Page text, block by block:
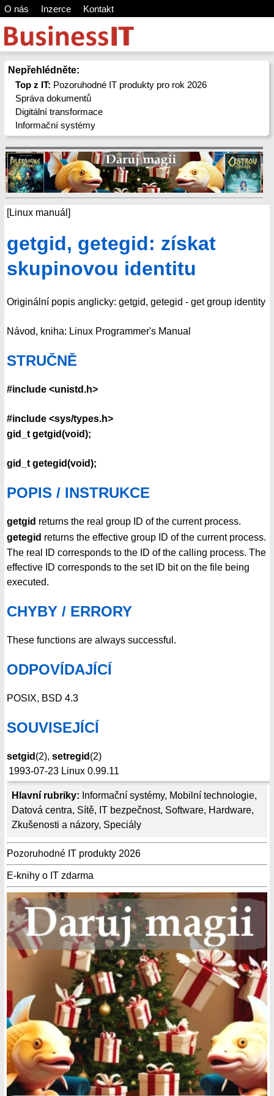
O nás Inzerce Kontakt
Nepřehlédněte:
Top z IT: Pozoruhodné IT produkty pro rok 2026
Správa dokumentů
Digitální transformace
Informační systémy
Hlavní rubriky: Informační systémy, Mobilní technologie,
Datová centra, Sítě, IT bezpečnost, Software, Hardware,
Zkušenosti a názory, Speciály
Pozoruhodné IT produkty 2026
E-knihy o IT zdarma
[Linux manuál]
getgid, getegid: získat
skupinovou identitu
Originální popis anglicky: getgid, getegid - get group identity
Návod, kniha: Linux Programmer's Manual
STRUČNĚ
#include <unistd.h>
#include <sys/types.h>
gid_t getgid(void);
gid_t getegid(void);
POPIS / INSTRUKCE
getgid returns the real group ID of the current process.
getegid returns the effective group ID of the current process.
The real ID corresponds to the ID of the calling process. The
effective ID corresponds to the set ID bit on the file being
executed.
CHYBY / ERRORY
These functions are always successful.
ODPOVÍDAJÍCÍ
POSIX, BSD 4.3
SOUVISEJÍCÍ
setgid (2), setregid (2)
1993-07-23 Linux 0.99.11